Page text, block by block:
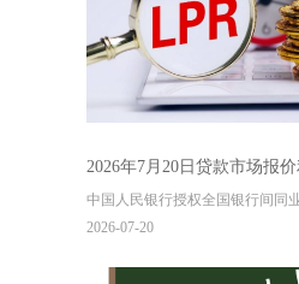
2026年7月20日贷款市场报价
中国人民银行授权全国银行间同
2026年7月20日贷款市场报价利率
次发布LPR之前有效。
2026-07-20